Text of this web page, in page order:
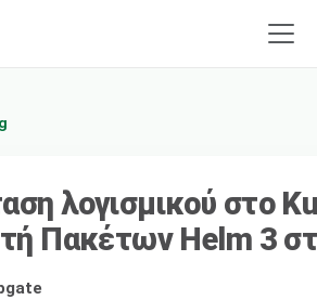
λογισμικού στο
Πακέτων Helm 3